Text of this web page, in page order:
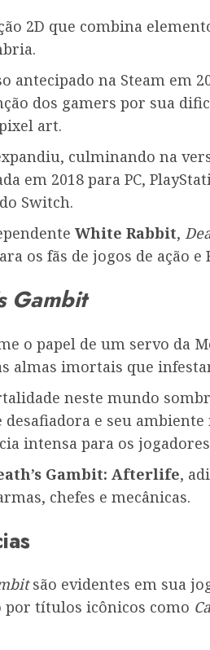
2D que combina
antecipado na Steam em
dos gamers por sua
art.
culminando na
em 2018 para PC,
Switch.
White Rabbit,
os fãs de jogos de ação e
Gambit
o papel de um servo da
almas imortais que
neste mundo
desafiadora e seu
intensa para os
Gambit: Afterlife,
chefes e mecânicas.
são evidentes em sua
títulos icônicos como